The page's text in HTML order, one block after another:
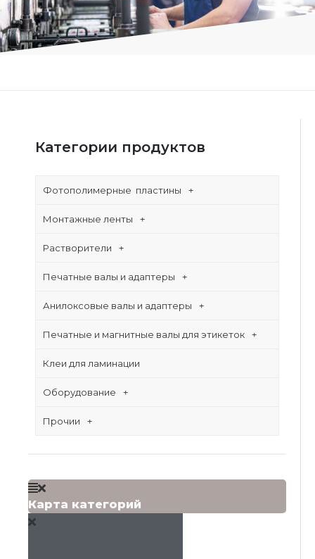
Категории продуктов
Фотополимерные пластины
Монтажные ленты
Растворители
Печатные валы и адаптеры
Анилоксовые валы и адаптеры
Печатные и магнитные валы для этикеток
Клеи для ламинации
Оборудование
Прочии
Карта категорий